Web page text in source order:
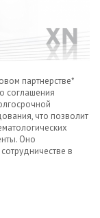
партнерстве*
соглашения
что позволит
Оно
в